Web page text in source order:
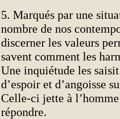
5. Marqués par une
nombre de nos
discerner les valeurs
savent comment les
Une inquiétude les
d’espoir et d’angoisse
Celle-ci jette à
répondre.